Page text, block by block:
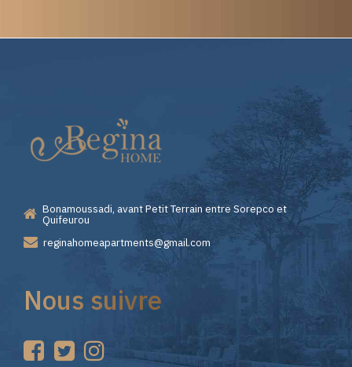
Casino
—
Premiers
Pas
sur
Bonamoussadi, avant Petit Terrain entre Sorepco et
Quifeurou
reginahomeapartments@gmail.com
Nous suivre